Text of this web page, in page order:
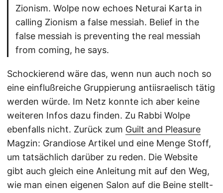
Zionism. Wolpe now echoes Neturai Karta in
calling Zionism a false messiah. Belief in the
false messiah is preventing the real messiah
from coming, he says.
Schockierend wäre das, wenn nun auch noch so
eine einflußreiche Gruppierung antiisraelisch tätig
werden würde. Im Netz konnte ich aber keine
weiteren Infos dazu finden. Zu Rabbi Wolpe
ebenfalls nicht. Zurück zum  Guilt and Pleasure
Magzin: Grandiose Artikel und eine Menge Stoff,
um tatsächlich darüber zu reden. Die Website
gibt auch gleich eine Anleitung mit auf den Weg,
wie man einen eigenen Salon auf die Beine stellt-